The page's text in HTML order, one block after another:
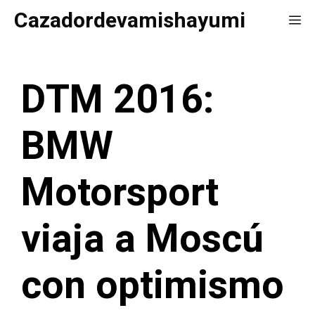
SaltarCazadordevamishayumi
DTM 2016:
BMW
Motorsport
viaja a Moscú
con optimismo